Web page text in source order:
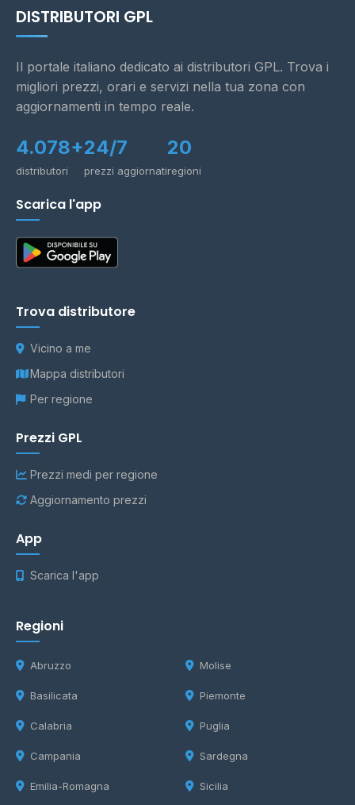
DISTRIBUTORI GPL
Il portale italiano dedicato ai distributori GPL. Trova i
migliori prezzi, orari e servizi nella tua zona con
aggiornamenti in tempo reale.
4.078+
distributori
24/7
prezzi aggiornati
20
regioni
Scarica l'app
Trova distributore
Vicino a me
Mappa distributori
Per regione
Prezzi GPL
Prezzi medi per regione
Aggiornamento prezzi
App
Scarica l'app
Regioni
Abruzzo
Basilicata
Calabria
Campania
Emilia-Romagna
Molise
Piemonte
Puglia
Sardegna
Sicilia